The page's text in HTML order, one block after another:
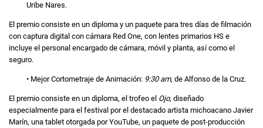
Uribe Nares.
El premio consiste en un diploma y un paquete para tres días de filmación
con captura digital con cámara Red One, con lentes primarios HS e
incluye el personal encargado de cámara, móvil y planta, así como el
seguro.
• Mejor Cortometraje de Animación: 9:30 am, de Alfonso de la Cruz.
El premio consiste en un diploma, el trofeo el Ojo, diseñado
especialmente para el festival por el destacado artista michoacano Javier
Marín, una tablet otorgada por YouTube, un paquete de post-producción